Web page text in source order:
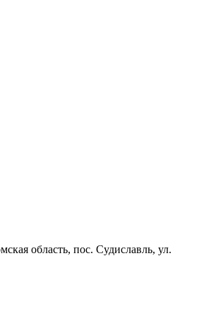
область, пос. Судиславль, ул.